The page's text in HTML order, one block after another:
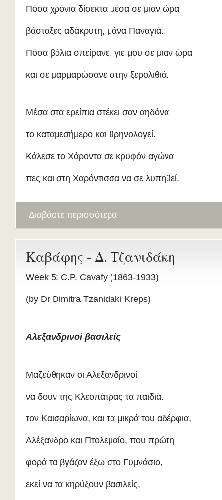
Πόσα χρόνια δίσεκτα μέσα σε μιαν ώρα
βάσταξες αδάκρυτη, μάνα Παναγιά.
Πόσα βόλια σπείρανε, γιε μου σε μιαν ώρα
και σε μαρμαρώσανε στην ξερολιθιά.
Μέσα στα ερείπια στέκει σαν αηδόνα
το καταμεσήμερο και θρηνολογεί.
Κάλεσε το Χάροντα σε κρυφόν αγώνα
πες και στη Χαρόντισσα να σε λυπηθεί.
Διαβάστε περισσότερα
Καβάφης - Δ. Τζανιδάκη
Week 5: C.P. Cavafy (1863-1933)
(by Dr Dimitra Tzanidaki-Kreps)
Αλεξανδρινοί βασιλείς
Μαζεύθηκαν οι Αλεξανδρινοί
να δουν της Κλεοπάτρας τα παιδιά,
τον Καισαρίωνα, και τα μικρά του αδέρφια,
Αλέξανδρο και Πτολεμαίο, που πρώτη
φορά τα βγάζαν έξω στο Γυμνάσιο,
εκεί να τα κηρύξουν βασιλείς,